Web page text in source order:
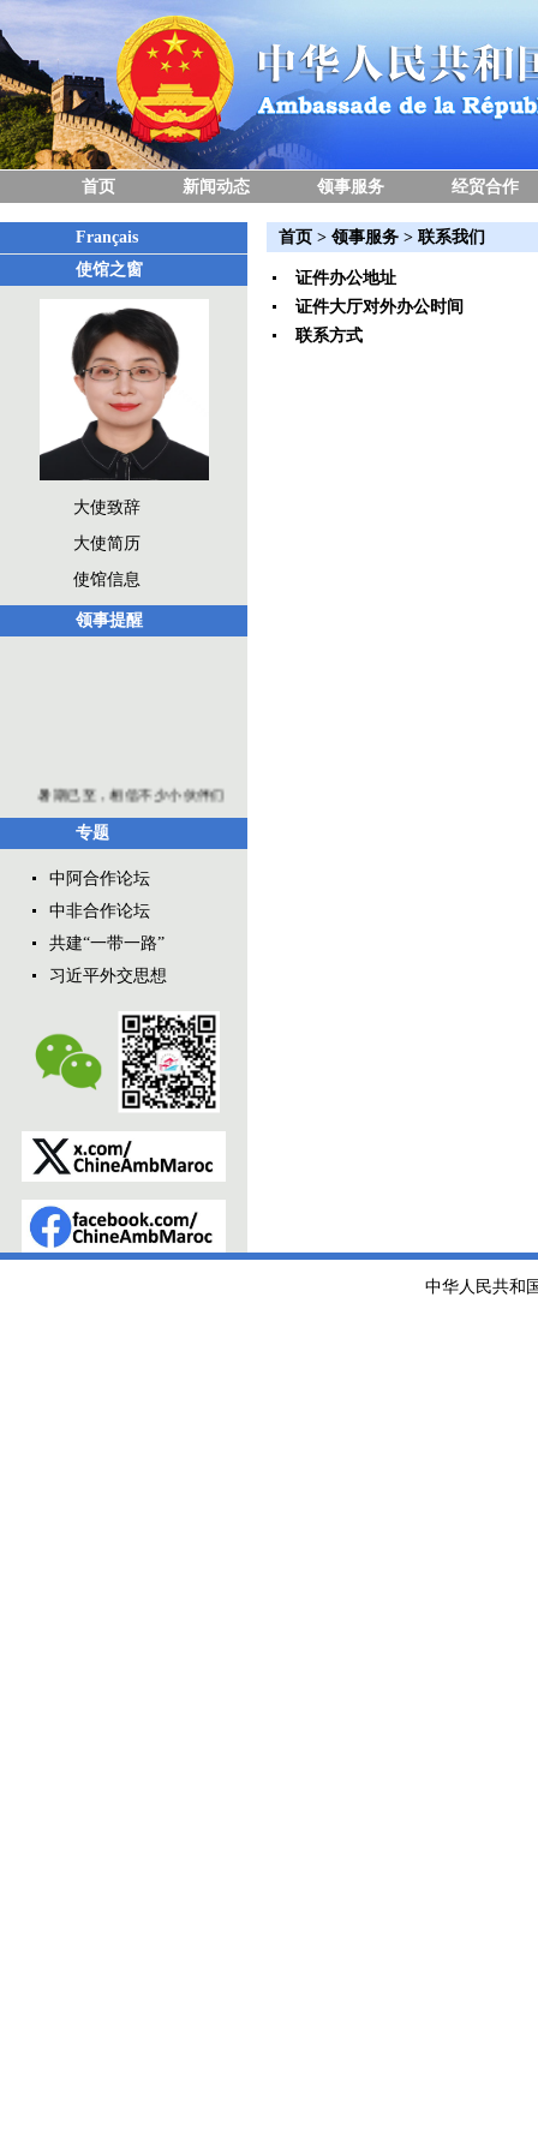
首页 新闻动态 领事服务 经贸合作
Français
使馆之窗
大使致辞
大使简历
使馆信息
领事提醒
暑期已至，相信不少小伙伴们
欣赏美丽景色，体验异域风情。驻
意安全，做好自身“海外安全第一责
任人”：一、做好行前准备中国公民
可持护照免签入境摩洛哥。但免签
不代表不需要相关入境材料，请您
出发前准备好返程机票、酒店预订
（如有）等，以便边检人员查验，
确保...
专题
中阿合作论坛
中非合作论坛
共建“一带一路”
习近平外交思想
首页 > 领事服务 > 联系我们
证件办公地址
证件大厅对外办公时间
联系方式
中华人民共和